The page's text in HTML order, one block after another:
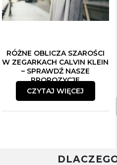
RÓŻNE OBLICZA SZAROŚCI
W ZEGARKACH CALVIN KLEIN
– SPRAWDŹ NASZE
PROPOZYCJE
CZYTAJ WIĘCEJ